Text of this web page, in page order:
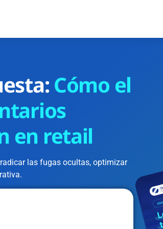
Cómo el
en retail
las fugas ocultas, optimizar